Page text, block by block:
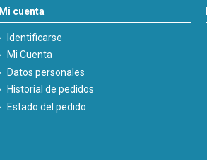
Mi cuenta
Identificarse
Mi Cuenta
Datos personales
Historial de pedidos
Estado del pedido